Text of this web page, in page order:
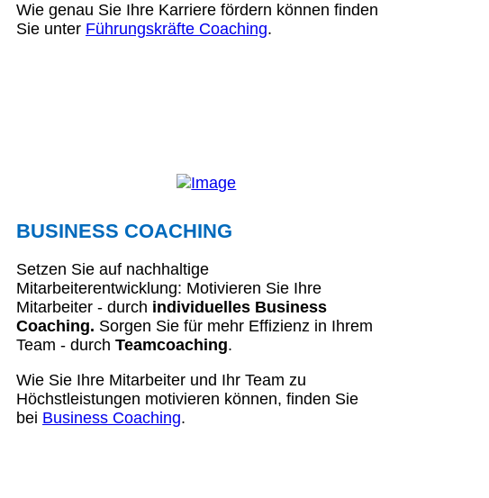
Wie genau Sie Ihre Karriere fördern können finden
Sie unter Führungskräfte Coaching.
BUSINESS COACHING
Setzen Sie auf nachhaltige
Mitarbeiterentwicklung: Motivieren Sie Ihre
Mitarbeiter - durch individuelles Business
Coaching. Sorgen Sie für mehr Effizienz in Ihrem
Team - durch Teamcoaching.
Wie Sie Ihre Mitarbeiter und Ihr Team zu
Höchstleistungen motivieren können, finden Sie
bei Business Coaching.